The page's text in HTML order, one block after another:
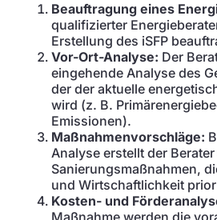
Beauftragung eines
qualifizierter
Erstellung des iSFP
Vor-Ort-Analyse: Der
eingehende Analyse des
der der aktuelle
wird (z. B.
Emissionen).
Maßnahmenvorschläge:
Analyse erstellt der
Sanierungsmaßnahmen,
und Wirtschaftlichkeit
Kosten- und
Maßnahme werden die